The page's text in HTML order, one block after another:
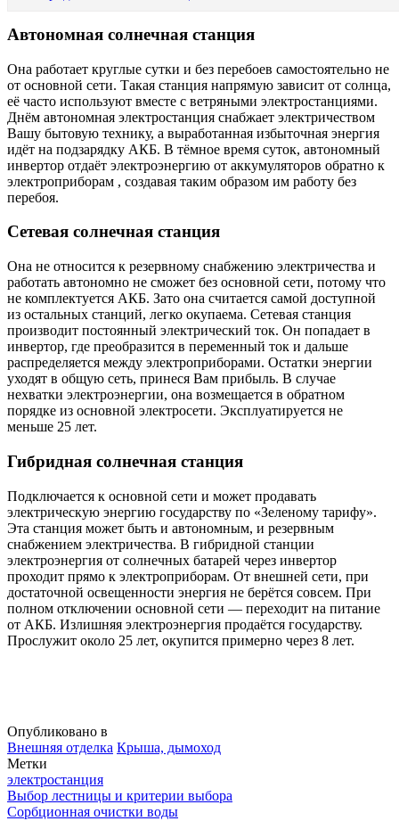
Автономная солнечная станция
Она работает круглые сутки и без перебоев самостоятельно не
от основной сети. Такая станция напрямую зависит от солнца,
её часто используют вместе с ветряными электростанциями.
Днём автономная электростанция снабжает электричеством
Вашу бытовую технику, а выработанная избыточная энергия
идёт на подзарядку АКБ. В тёмное время суток, автономный
инвертор отдаёт электроэнергию от аккумуляторов обратно к
электроприборам , создавая таким образом им работу без
перебоя.
Сетевая солнечная станция
Она не относится к резервному снабжению электричества и
работать автономно не сможет без основной сети, потому что
не комплектуется АКБ. Зато она считается самой доступной
из остальных станций, легко окупаема. Сетевая станция
производит постоянный электрический ток. Он попадает в
инвертор, где преобразится в переменный ток и дальше
распределяется между электроприборами. Остатки энергии
уходят в общую сеть, принеся Вам прибыль. В случае
нехватки электроэнергии, она возмещается в обратном
порядке из основной электросети. Эксплуатируется не
меньше 25 лет.
Гибридная солнечная станция
Подключается к основной сети и может продавать
электрическую энергию государству по «Зеленому тарифу».
Эта станция может быть и автономным, и резервным
снабжением электричества. В гибридной станции
электроэнергия от солнечных батарей через инвертор
проходит прямо к электроприборам. От внешней сети, при
достаточной освещенности энергия не берётся совсем. При
полном отключении основной сети — переходит на питание
от АКБ. Излишняя электроэнергия продаётся государству.
Прослужит около 25 лет, окупится примерно через 8 лет.
Опубликовано в
Внешняя отделка Крыша, дымоход
Метки
электростанция
Навигация
Выбор лестницы и критерии выбора
Сорбционная очистки воды